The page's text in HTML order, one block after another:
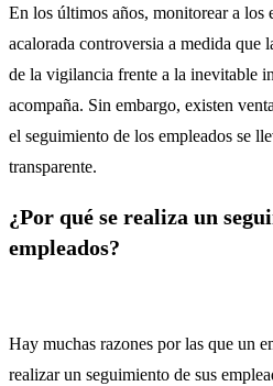
En los últimos años, monitorear a los
acalorada controversia a medida que
de la vigilancia frente a la inevitable
acompaña. Sin embargo, existen
el seguimiento de los empleados se
transparente.
¿Por qué se realiza un
empleados?
Hay muchas razones por las que un
realizar un seguimiento de sus